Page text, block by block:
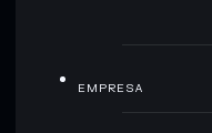
EMPRESA